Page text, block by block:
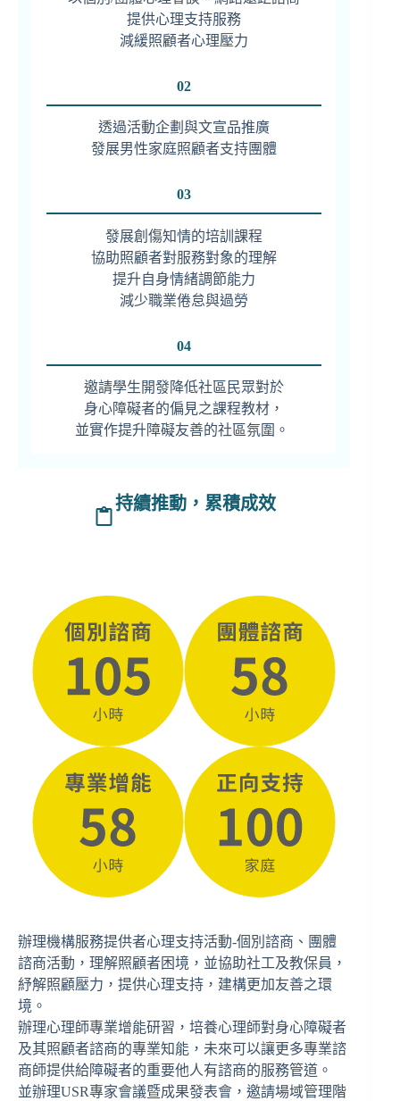
提供心理支持服務
減緩照顧者心理壓力
02
透過活動企劃與文宣品推廣
發展男性家庭照顧者支持團體
03
發展創傷知情的培訓課程
協助照顧者對服務對象的理解
提升自身情緒調節能力
減少職業倦怠與過勞
04
邀請學生開發降低社區民眾對於
身心障礙者的偏見之課程教材，
並實作提升障礙友善的社區氛圍。
持續推動，累積成效
辦理機構服務提供者心理支持活動-個別諮商、團體
諮商活動，理解照顧者困境，並協助社工及教保員，
紓解照顧壓力，提供心理支持，建構更加友善之環
境。
辦理心理師專業增能研習，培養心理師對身心障礙者
及其照顧者諮商的專業知能，未來可以讓更多專業諮
商師提供給障礙者的重要他人有諮商的服務管道。
並辦理USR專家會議暨成果發表會，邀請場域管理階